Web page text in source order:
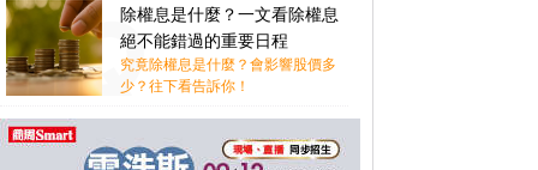
除權息是什麼？一文看除權息
絕不能錯過的重要日程
究竟除權息是什麼？會影響股價多
少？往下看告訴你！